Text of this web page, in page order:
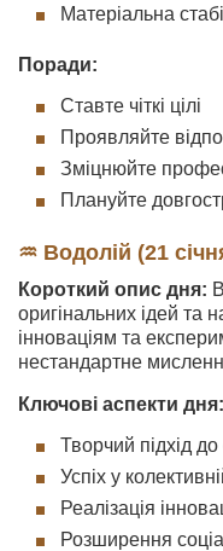
Матеріальна
Поради:
Ставте чіткі цілі
Проявляйте
Зміцнюйте
Плануйте
♒ Водолій (21
Короткий опис дня:
оригінальних ідей та
інноваціям та
нестандартне
Ключові аспекти дня:
Творчий підхід
Успіх у
Реалізація
Розширення